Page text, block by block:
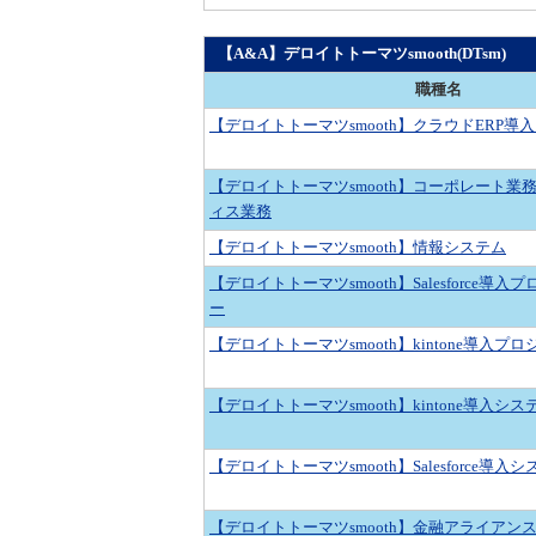
【A&A】デロイトトーマツsmooth(DTsm)
職種名
【デロイトトーマツsmooth】クラウドERP導
【デロイトトーマツsmooth】コーポレート業
ィス業務
【デロイトトーマツsmooth】情報システム
【デロイトトーマツsmooth】Salesforce導入プ
ー
【デロイトトーマツsmooth】kintone導入プロ
【デロイトトーマツsmooth】kintone導入シス
【デロイトトーマツsmooth】Salesforce導入シ
【デロイトトーマツsmooth】金融アライアン